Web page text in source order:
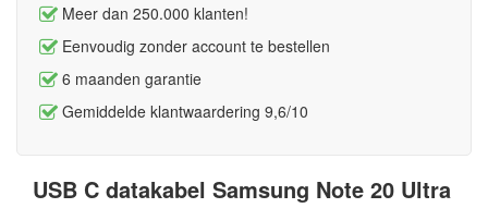
Meer dan 250.000 klanten!
Eenvoudig zonder account te bestellen
6 maanden garantie
Gemiddelde klantwaardering 9,6/10
USB C datakabel Samsung Note 20 Ultra